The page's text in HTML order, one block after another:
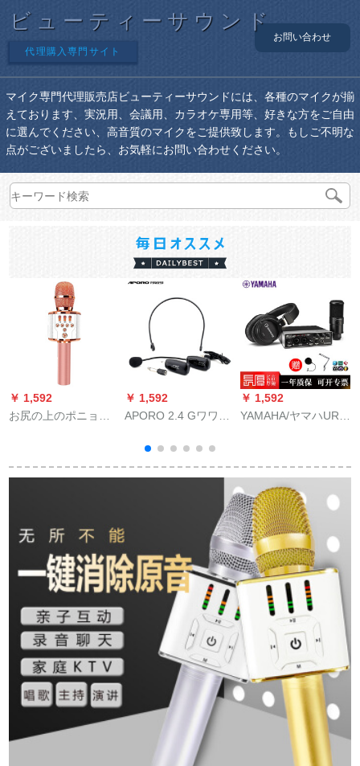
ビューティーサウンド
代理購入専門サイト
お問い合わせ
マイク専門代理販売店ビューティーサウンドには、各種のマイクが揃
えております、実況用、会議用、カラオケ専用等、好きな方をご自由
に選んでください、高音質のマイクをご提供致します。もしご不明な
点がございましたら、お気軽にお問い合わせください。
￥ 1,592
お尻の上のポニョ
音声カドのマイクを
ンデザンサのスッポ
ン一体のシャントK歌
宝のバラの金
￥ 1,592
APORO 2.4 Gワワイ
イク教师ガイドの头
を持っています。ホ
￥ 1,592
YAMAHA/ヤマハUR
ル录音